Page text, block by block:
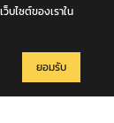
พระยา
บไซต์ของเราใน
ยอมรับ